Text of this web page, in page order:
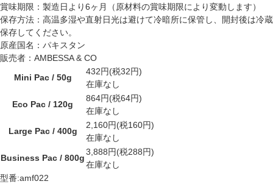
賞味期限：製造日より6ヶ月（原材料の賞味期限により変動します）
保存方法：高温多湿や直射日光は避けて冷暗所に保管し、開封後は冷蔵
保存してください。
原産国名：パキスタン
販売者：AMBESSA & CO
Mini Pac / 50g
432円(税32円)
在庫なし
Eco Pac / 120g
864円(税64円)
在庫なし
Large Pac / 400g
2,160円(税160円)
在庫なし
Business Pac / 800g
3,888円(税288円)
在庫なし
型番:amf022